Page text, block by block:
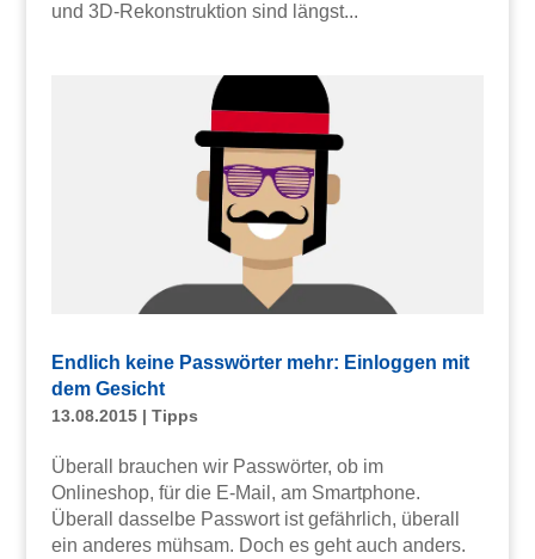
und 3D-Rekonstruktion sind längst...
Endlich keine Passwörter mehr: Einloggen mit
dem Gesicht
13.08.2015| Tipps
Überall brauchen wir Passwörter, ob im
Onlineshop, für die E-Mail, am Smartphone.
Überall dasselbe Passwort ist gefährlich, überall
ein anderes mühsam. Doch es geht auch anders.